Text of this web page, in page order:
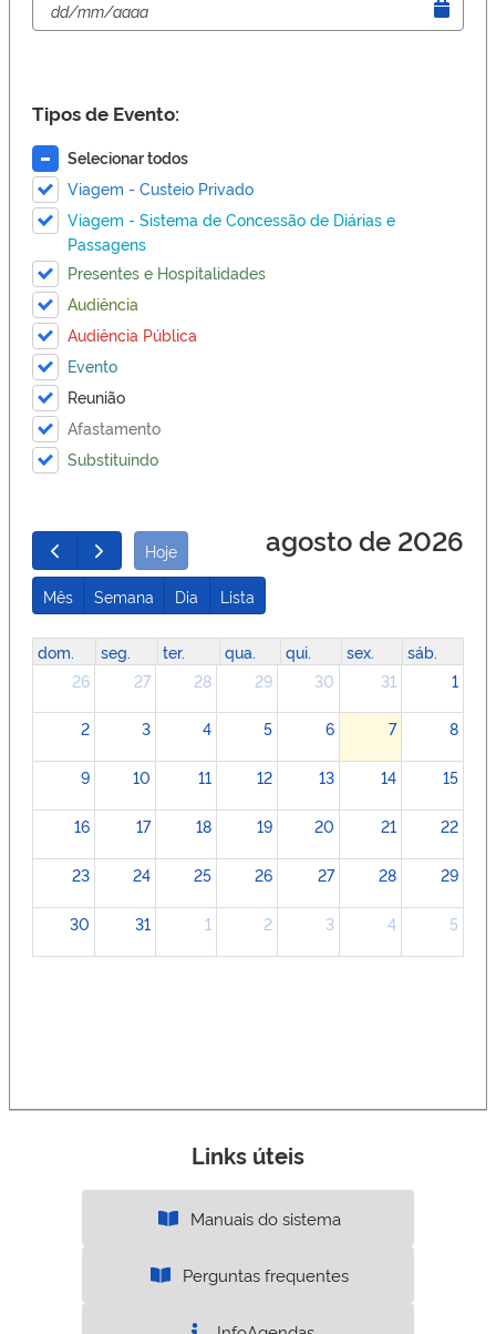
Tipos de Evento:
Selecionar todos
Viagem - Custeio Privado
Viagem - Sistema de Concessão de Diárias e
Passagens
Presentes e Hospitalidades
Audiência
Audiência Pública
Evento
Reunião
Afastamento
Substituindo
Hoje agosto de 2026
Mês Semana Dia Lista
dom. seg. ter. qua. qui. sex.
sáb.
26
27 28 29 30 31 1
2 3 4 5 6 7 8
9 10 11 12 13 14 15
16 17 18 19 20 21 22
23 24 25 26 27 28 29
30 31 1 2 3 4 5
Links úteis
Manuais do sistema
Perguntas frequentes